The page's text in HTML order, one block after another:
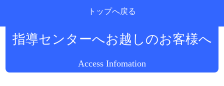
トップへ戻る
指導センターへお越しのお客様へ
Access Infomation